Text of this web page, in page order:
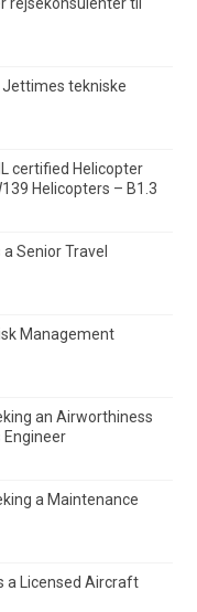
tekniske
certified Helicopter
Helicopters – B1.3
Senior Travel
Management
an Airworthiness
Engineer
a Maintenance
a Licensed Aircraft